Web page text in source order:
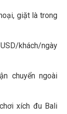
giặt là trong
khách/ngày
chuyển ngoài
xích đu Bali